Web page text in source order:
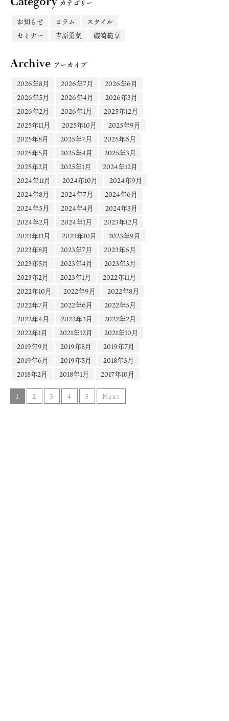
カテゴリー
お知らせ
コラム
スタイル
セミナー
吉原勇気 磯崎範享
Archive アーカイブ
2026年8月
2026年7月
2026年6月
2026年5月
2026年4月
2026年3月
2026年2月
2026年1月
2025年12月
2025年11月
2025年10月
2025年9月
2025年8月
2025年7月
2025年6月
2025年5月
2025年4月
2025年3月
2025年2月
2025年1月
2024年12月
2024年11月
2024年10月
2024年9月
2024年8月
2024年7月
2024年6月
2024年5月
2024年4月
2024年3月
2024年2月
2024年1月
2023年12月
2023年11月
2023年10月
2023年9月
2023年8月
2023年7月
2023年6月
2023年5月
2023年4月
2023年3月
2023年2月
2023年1月
2022年11月
2022年10月
2022年9月
2022年8月
2022年7月
2022年6月
2022年5月
2022年4月
2022年3月
2022年2月
2022年1月
2021年12月
2021年10月
2019年9月
2019年8月
2019年7月
2019年6月
2019年5月
2018年3月
2018年2月
2018年1月 2017年10月
1 2 3 4 5 Next